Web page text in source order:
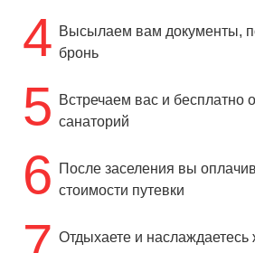
4 Высылаем вам документы,
бронь
5
Встречаем вас и бесплатно
санаторий
6
После заселения вы
стоимости путевки
Отдыхаете и наслаждаетесь